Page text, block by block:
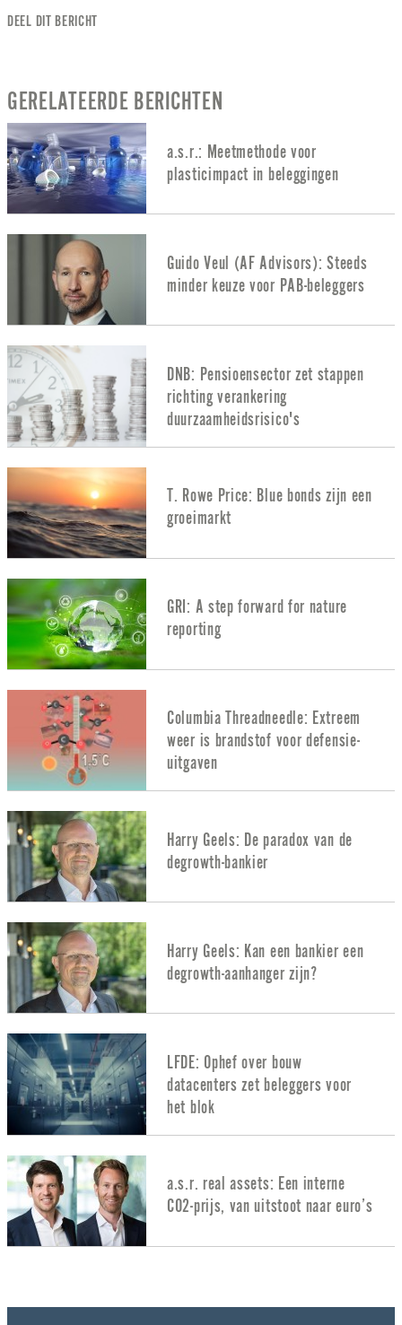
DEEL DIT BERICHT
GERELATEERDE BERICHTEN
a.s.r.: Meetmethode voor
plasticimpact in beleggingen
Guido Veul (AF Advisors): Steeds
minder keuze voor PAB-beleggers
DNB: Pensioensector zet stappen
richting verankering
duurzaamheidsrisico's
T. Rowe Price: Blue bonds zijn een
groeimarkt
GRI: A step forward for nature
reporting
Columbia Threadneedle: Extreem
weer is brandstof voor defensie-
uitgaven
Harry Geels: De paradox van de
degrowth-bankier
Harry Geels: Kan een bankier een
degrowth-aanhanger zijn?
LFDE: Ophef over bouw
datacenters zet beleggers voor
het blok
a.s.r. real assets: Een interne
CO2-prijs, van uitstoot naar euro’s